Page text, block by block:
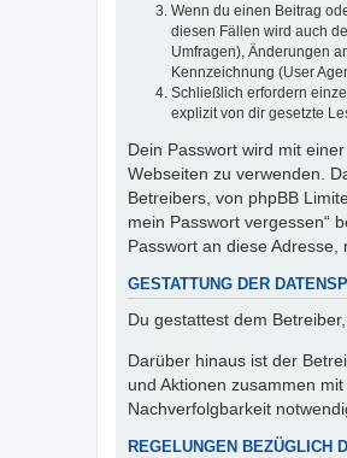
Wenn du einen Beitrag
diesen Fällen wird auch
Umfragen), Änderungen
Kennzeichnung (User
Schließlich erfordern
explizit von dir gesetzte
Dein Passwort wird mit
Webseiten zu verwenden.
Betreibers, von phpBB
mein Passwort vergessen“
Passwort an diese
GESTATTUNG DER
Du gestattest dem
Darüber hinaus ist der
und Aktionen zusammen
Nachverfolgbarkeit
REGELUNGEN BEZÜGLICH